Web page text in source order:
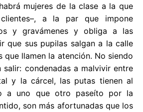
mujeres de la clase a la que
a la par que impone
y gravámenes y obliga a las
que sus pupilas salgan a la calle
que llamen la atención. No siendo
salir: condenadas a malvivir entre
y la cárcel, las putas tienen al
a uno que otro paseíto por la
son más afortunadas que los